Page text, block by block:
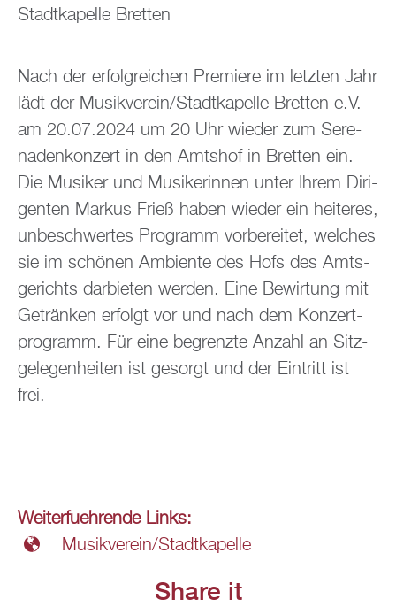
Stadt­ka­pel­le Brett­en
Nach der er­folg­rei­chen Pre­mie­re im letz­ten Jahr
lädt der Mu­sik­ver­ein/Stadt­ka­pel­le Brett­en e.V.
am 20.07.2024 um 20 Uhr wie­der zum Se­re­
na­den­kon­zert in den Amts­hof in Brett­en ein.
Die Mu­si­ker und Mu­si­ke­rin­nen unter Ihrem Di­ri­
gen­ten Mar­kus Frieß haben wie­der ein hei­te­res,
un­be­schwer­tes Pro­gramm vor­be­rei­tet, wel­ches
sie im schö­nen Am­bi­en­te des Hofs des Amts­
ge­richts dar­bie­ten wer­den. Eine Be­wir­tung mit
Ge­trän­ken er­folgt vor und nach dem Kon­zert­
pro­gramm. Für eine be­grenz­te An­zahl an Sitz­
ge­le­gen­hei­ten ist ge­sorgt und der Ein­tritt ist
frei.
Wei­ter­fueh­ren­de Links:
Mu­sik­ver­ein/Stadt­ka­pel­le
Share it